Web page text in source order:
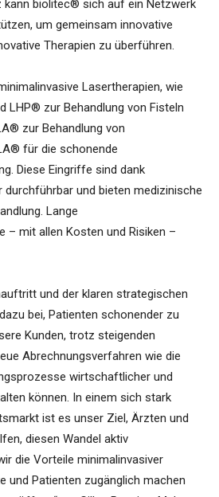
kann biolitec® sich auf ein Netzwerk
um gemeinsam innovative
Therapien zu überführen.
Lasertherapien, wie
LHP® zur Behandlung von Fisteln
zur Behandlung von
für die schonende
Diese Eingriffe sind dank
und bieten medizinische
Lange
– mit allen Kosten und Risiken –
und der klaren strategischen
bei, Patienten schonender zu
Kunden, trotz steigenden
Abrechnungsverfahren wie die
wirtschaftlicher und
können. In einem sich stark
ist es unser Ziel, Ärzten und
diesen Wandel aktiv
die Vorteile minimalinvasiver
und Patienten zugänglich machen